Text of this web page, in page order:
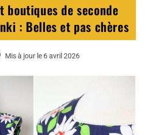
de seconde
: Belles et pas chères
Mis à jour le 6 avril 2026